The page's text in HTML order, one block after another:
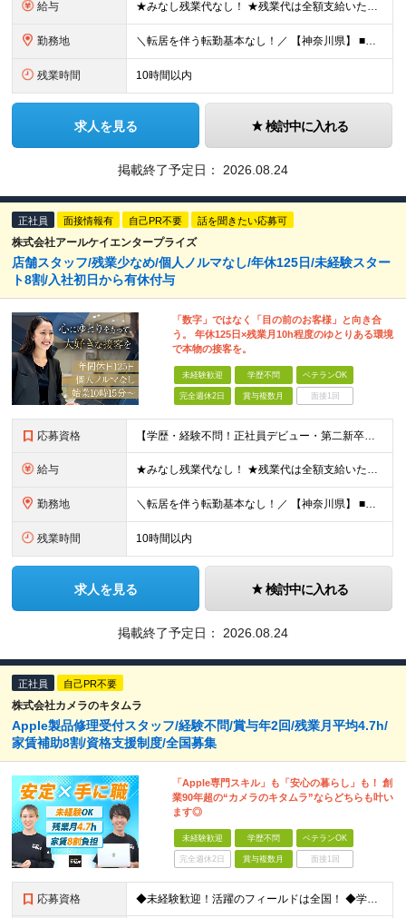
給与 ★みなし残業代なし！ ★残業代は全額支給いたします◎ 【月給】23万円～35万円＋残業代＋賞与年2回 ※経験・年齢・能力などを考慮の上、決定します。 ※残業代は1分単位で全額支給します。 ※試用期間
勤務地 ＼転居を伴う転勤基本なし！／ 【神奈川県】 ■ロデオドライブ元町本店 横浜市中区元町4-169 ■ロデオドライブ横浜関内店 横浜市中区羽衣町1-2-8 銀泉関内ビル1-3F ■ロデオドライブ T
残業時間 10時間以内
求人を見る 検討中に入れる
掲載終了予定日： 2026.08.24
正社員 面接情報有 自己PR不要 話を聞きたい応募可
株式会社アールケイエンタープライズ
店舗スタッフ/残業少なめ/個人ノルマなし/年休125日/未経験スター
ト8割/入社初日から有休付与
「数字」ではなく「目の前のお客様」と向き合
う。 年休125日×残業月10h程度のゆとりある環境
で本物の接客を。
未経験歓迎 学歴不問 ベテランOK
完全週休2日 賞与複数月 面接1回
応募資格 【学歴・経験不問！正社員デビュー・第二新卒大歓迎】 ●必須条件：なし（お人柄重視の採用です！） ＼★こんな方にぴったり★／ ◎人と話すことが好きで、相手に合わせたコミュニケーションが取れる方 ◎チー
給与 ★みなし残業代なし！ ★残業代は全額支給いたします◎ 【月給】23万円～35万円＋残業代＋賞与年2回 ※経験・年齢・能力などを考慮の上、決定します。 ※残業代は1分単位で全額支給します。 ※試用期間
勤務地 ＼転居を伴う転勤基本なし！／ 【神奈川県】 ■ロデオドライブ元町本店 横浜市中区元町4-169 ■ロデオドライブ横浜関内店 横浜市中区羽衣町1-2-8 銀泉関内ビル1-3F ■ロデオドライブ T
残業時間 10時間以内
求人を見る 検討中に入れる
掲載終了予定日： 2026.08.24
正社員 自己PR不要
株式会社カメラのキタムラ
Apple製品修理受付スタッフ/経験不問/賞与年2回/残業月平均4.7h/
家賃補助8割/資格支援制度/全国募集
「Apple専門スキル」も「安心の暮らし」も！ 創
業90年超の“カメラのキタムラ”ならどちらも叶い
ます◎
未経験歓迎 学歴不問 ベテランOK
完全週休2日 賞与複数月 面接1回
応募資格 ◆未経験歓迎！活躍のフィールドは全国！ ◆学歴不問 ◆第二新卒も活躍中 ◆40歳以下の方（若年層の長期キャリア形成を図るため）